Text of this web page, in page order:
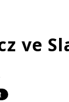
ve